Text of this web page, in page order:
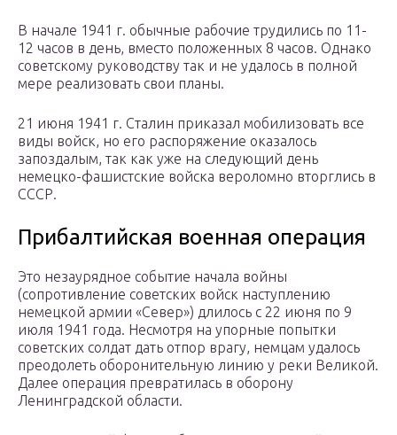
В начале 1941 г. обычные рабочие трудились по 11-
12 часов в день, вместо положенных 8 часов. Однако
советскому руководству так и не удалось в полной
мере реализовать свои планы.
21 июня 1941 г. Сталин приказал мобилизовать все
виды войск, но его распоряжение оказалось
запоздалым, так как уже на следующий день
немецко-фашистские войска вероломно вторглись в
СССР.
Прибалтийская военная операция
Это незаурядное событие начала войны
(сопротивление советских войск наступлению
немецкой армии «Север») длилось с 22 июня по 9
июля 1941 года. Несмотря на упорные попытки
советских солдат дать отпор врагу, немцам удалось
преодолеть оборонительную линию у реки Великой.
Далее операция превратилась в оборону
Ленинградской области.